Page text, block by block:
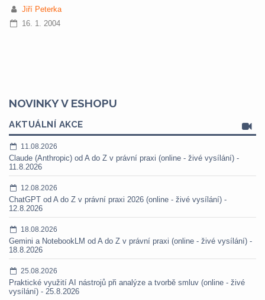
Jiří Peterka
16. 1. 2004
NOVINKY V ESHOPU
AKTUÁLNÍ AKCE
11.08.2026
Claude (Anthropic) od A do Z v právní praxi (online - živé vysílání) -
11.8.2026
12.08.2026
ChatGPT od A do Z v právní praxi 2026 (online - živé vysílání) -
12.8.2026
18.08.2026
Gemini a NotebookLM od A do Z v právní praxi (online - živé vysílání) -
18.8.2026
25.08.2026
Praktické využití AI nástrojů při analýze a tvorbě smluv (online - živé
vysílání) - 25.8.2026